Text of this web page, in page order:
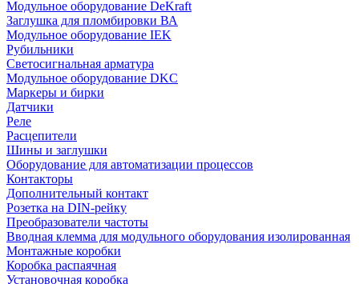
Модульное оборудование DeKraft
Заглушка для пломбировки ВА
Модульное оборудование IEK
Рубильники
Светосигнальная арматура
Модульное оборудование DKC
Маркеры и бирки
Датчики
Реле
Расцепители
Шины и заглушки
Оборудование для автоматизации процессов
Контакторы
Дополнительный контакт
Розетка на DIN-рейку
Преобразователи частоты
Вводная клемма для модульного оборудования изолированная
Монтажные коробки
Коробка распаячная
Установочная коробка